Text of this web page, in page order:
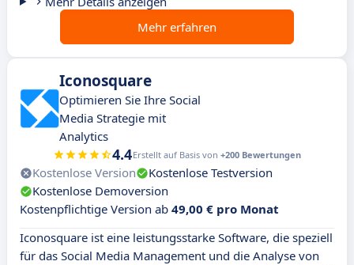
Mehr erfahren
Iconosquare
Optimieren Sie Ihre Social
Media Strategie mit
Analytics
4.4Erstellt auf Basis von +200 Bewertungen
Kostenlose Version
Kostenlose Testversion
Kostenlose Demoversion
Kostenpflichtige Version ab 49,00 € pro Monat
Iconosquare ist eine leistungsstarke Software, die speziell
für das Social Media Management und die Analyse von